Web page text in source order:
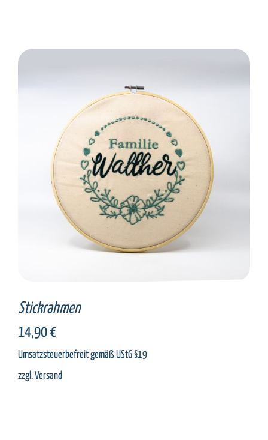
SELECT OPTIONS / DETAILS
Stickrahmen
14,90€
Umsatzsteuerbefreit gemäß UStG §19
zzgl.Versand